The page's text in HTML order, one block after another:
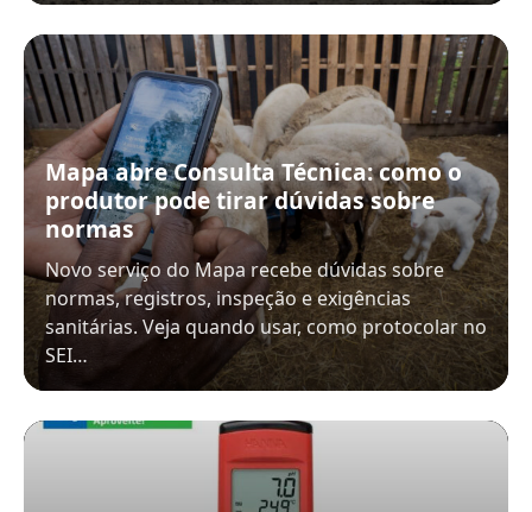
Mapa abre Consulta Técnica: como o
produtor pode tirar dúvidas sobre
normas
Novo serviço do Mapa recebe dúvidas sobre
normas, registros, inspeção e exigências
sanitárias. Veja quando usar, como protocolar no
SEI…